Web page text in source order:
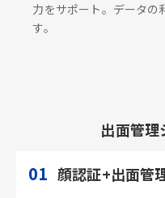
力をサポート。データの
す。
出面管理
01 顔認証+出面管